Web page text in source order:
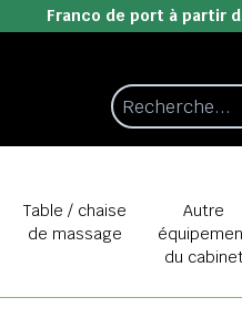
Franco de port à partir
Table / chaise
de massage
Autre
du